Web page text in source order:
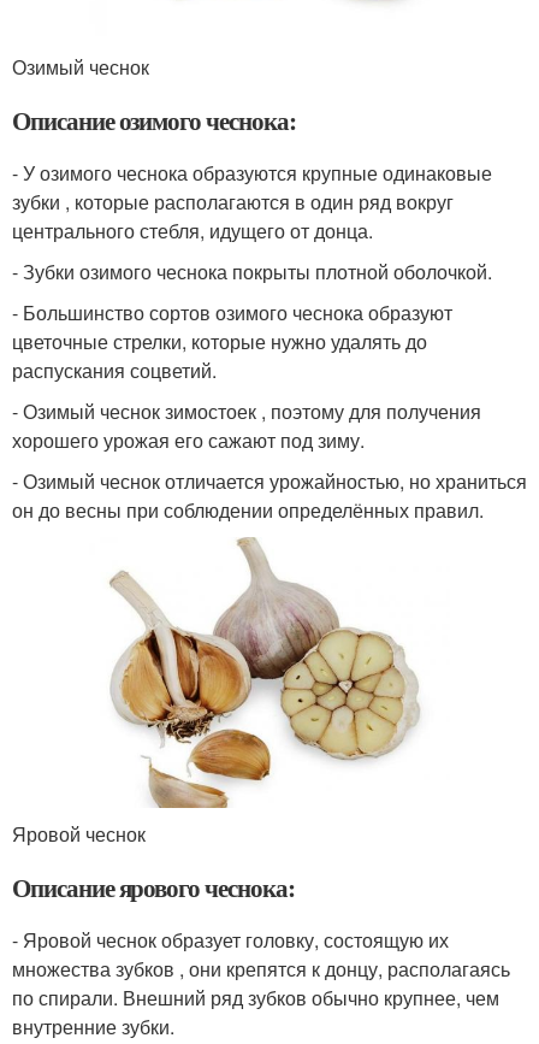
Озимый чеснок
Описание озимого чеснока:
- У озимого чеснока образуются крупные одинаковые
зубки , которые располагаются в один ряд вокруг
центрального стебля, идущего от донца.
- Зубки озимого чеснока покрыты плотной оболочкой.
- Большинство сортов озимого чеснока образуют
цветочные стрелки, которые нужно удалять до
распускания соцветий.
- Озимый чеснок зимостоек , поэтому для получения
хорошего урожая его сажают под зиму.
- Озимый чеснок отличается урожайностью, но храниться
он до весны при соблюдении определённых правил.
Яровой чеснок
Описание ярового чеснока:
- Яровой чеснок образует головку, состоящую их
множества зубков , они крепятся к донцу, располагаясь
по спирали. Внешний ряд зубков обычно крупнее, чем
внутренние зубки.